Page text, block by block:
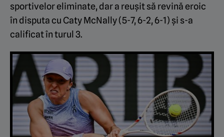
sportivelor eliminate, dar a reușit să revină eroic
în disputa cu Caty McNally (5-7, 6-2, 6-1) și s-a
calificat în turul 3.